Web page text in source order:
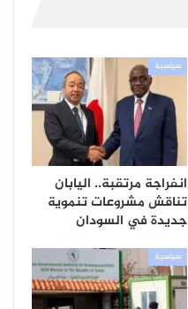
سياسية
انفراجة مرتقبة.. اليابان
تناقش مشروعات تنموية
جديدة في السودان
سياسية